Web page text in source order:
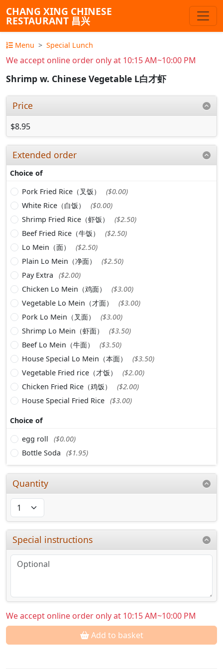
CHANG XING CHINESE
RESTAURANT 昌兴
Menu Special Lunch
We accept online order only at 10:15 AM~10:00 PM
Shrimp w. Chinese Vegetable L白才虾
Price
$8.95
Extended order
Choice of
Pork Fried Rice（叉饭）
($0.00)
White Rice（白饭）
($0.00)
Shrimp Fried Rice（虾饭）
($2.50)
Beef Fried Rice（牛饭）
($2.50)
Lo Mein（面）
($2.50)
Plain Lo Mein（净面）
($2.50)
Pay Extra
($2.00)
Chicken Lo Mein（鸡面）
($3.00)
Vegetable Lo Mein（才面）
($3.00)
Pork Lo Mein（叉面）
($3.00)
Shrimp Lo Mein（虾面）
($3.50)
Beef Lo Mein（牛面）
($3.50)
House Special Lo Mein（本面）
($3.50)
Vegetable Fried rice（才饭）
($2.00)
Chicken Fried Rice（鸡饭）
($2.00)
House Special Fried Rice ($3.00)
Choice of
egg roll
($0.00)
Bottle Soda
($1.95)
Quantity
Special instructions
We accept online order only at 10:15 AM~10:00 PM
Add to basket